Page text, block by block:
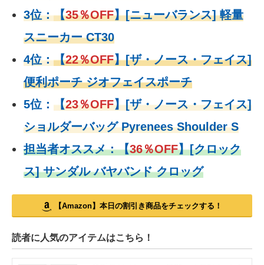
3位：【35％OFF】[ニューバランス] 軽量
スニーカー CT30
4位：【22％OFF】[ザ・ノース・フェイス]
便利ポーチ ジオフェイスポーチ
5位： 【23％OFF】[ザ・ノース・フェイス]
ショルダーバッグ Pyrenees Shoulder S
担当者オススメ：【36％OFF】[クロック
ス] サンダル バヤバンド クロッグ
【Amazon】本日の割引き商品をチェックする！
読者に人気のアイテムはこちら！